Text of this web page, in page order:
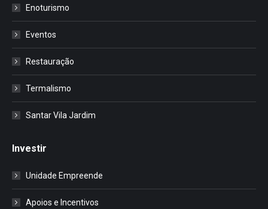
Enoturismo
Eventos
Restauração
Termalismo
Santar Vila Jardim
Investir
Unidade Empreende
Apoios e Incentivos